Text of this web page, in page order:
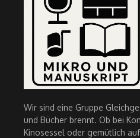
Wir sind eine Gruppe
und Bücher brennt. Ob bei
Kinosessel oder gemütlich